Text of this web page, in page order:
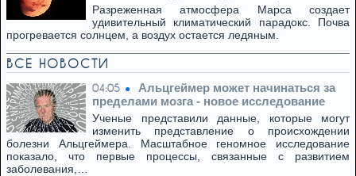
Разреженная атмосфера Марса создает
удивительный климатический парадокс. Почва
прогревается солнцем, а воздух остается ледяным.
ВСЕ НОВОСТИ
04:05
Альцгеймер может начинаться за
пределами мозга - новое исследование
Ученые представили данные, которые могут
изменить представление о происхождении
болезни Альцгеймера. Масштабное геномное исследование
показало, что первые процессы, связанные с развитием
заболевания,…